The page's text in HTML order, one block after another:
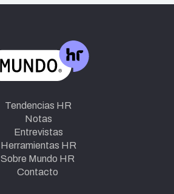
Tendencias HR
Notas
Entrevistas
Herramientas HR
Sobre Mundo HR
Contacto